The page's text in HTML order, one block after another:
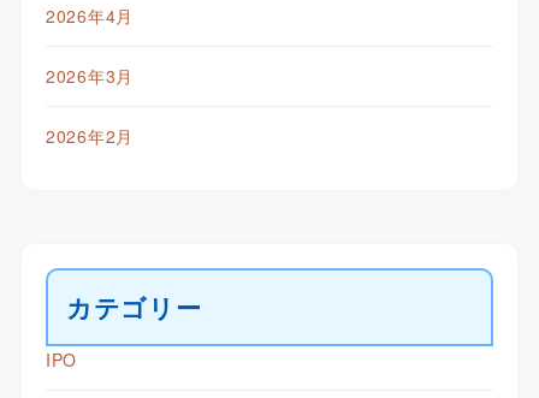
2026年4月
2026年3月
2026年2月
カテゴリー
IPO